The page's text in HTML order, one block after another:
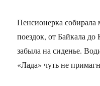
Пенсионерка
поездок, от Байкала
забыла на сиденье.
«Лада» чуть не